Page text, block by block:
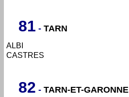
81 - TARN
ALBI
CASTRES
82 - TARN-ET-GARONNE